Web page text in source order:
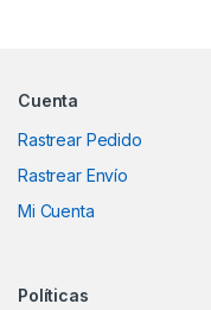
Cuenta
Rastrear Pedido
Rastrear Envío
Mi Cuenta
Políticas